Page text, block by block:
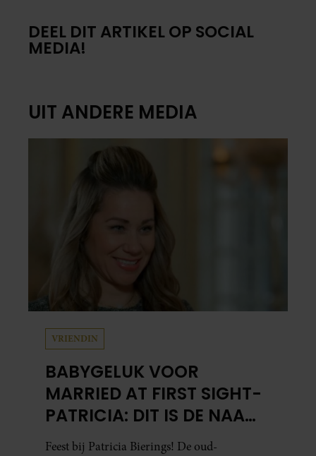
DEEL DIT ARTIKEL OP SOCIAL
MEDIA!
UIT ANDERE MEDIA
VRIENDIN
BABYGELUK VOOR
MARRIED AT FIRST SIGHT-
PATRICIA: DIT IS DE NAAM
VAN HAAR DOCHTER
Feest bij Patricia Bierings! De oud-